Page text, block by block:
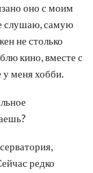
оно с моим
слушаю, самую
не столько
кино, вместе с
у меня хобби.
редко